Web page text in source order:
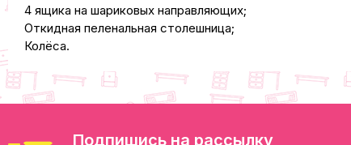
4 ящика на шариковых направляющих;
Откидная пеленальная столешница;
Колёса.
Подпишись на рассылку